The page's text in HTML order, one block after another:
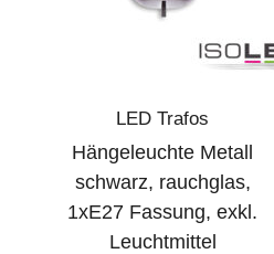
LED Trafos
Hängeleuchte Metall
schwarz, rauchglas,
1xE27 Fassung, exkl.
Leuchtmittel